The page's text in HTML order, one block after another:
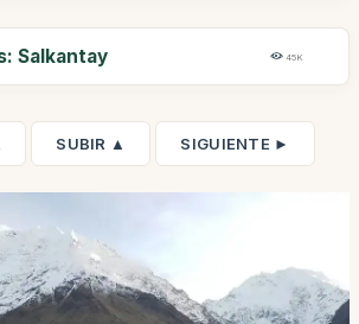
Salkantay 45K
SUBIR ▲ SIGUIENTE ►